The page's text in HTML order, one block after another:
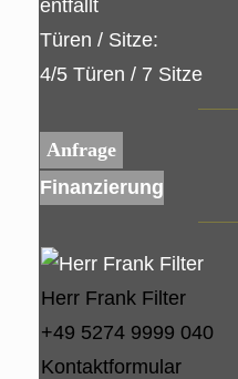
entfällt
Türen / Sitze:
4/5 Türen / 7 Sitze
Anfrage
Finanzierung
Herr Frank Filter
+49 5274 9999 040
Kontaktformular